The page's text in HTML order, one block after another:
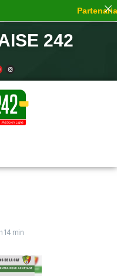
242
14 min